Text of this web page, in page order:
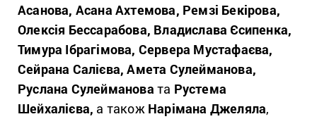
Асанова, Асана Ахтемова, Ремзі Бекірова,
Олексія Бессарабова, Владислава Єсипенка,
Тимура Ібрагімова, Сервера Мустафаєва,
Сейрана Салієва, Амета Сулейманова,
Руслана Сулейманова та Рустема
Шейхалієва, а такожНарімана Джеляла,